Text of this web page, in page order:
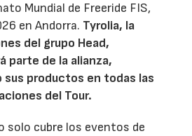
Mundial de Freeride FIS,
en Andorra. Tyrolia, la
del grupo Head,
parte de la alianza,
sus productos en todas las
del Tour.
solo cubre los eventos de